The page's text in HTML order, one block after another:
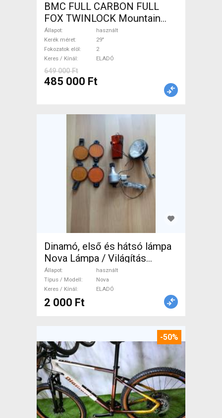
BMC FULL CARBON FULL
FOX TWINLOCK Mountain
Bike 29" össztelós / fully
használt ELADÓ
Állapot
használt
Kerék méret
29"
Fokozatok elöl
2
Keres / Kínál
ELADÓ
649 000 Ft
485 000 Ft
Dinamó, első és hátsó lámpa
Nova Lámpa / Világítás
használt ELADÓ
Állapot
használt
Típus / Modell
Nova
Keres / Kínál
ELADÓ
2 000 Ft
-50%